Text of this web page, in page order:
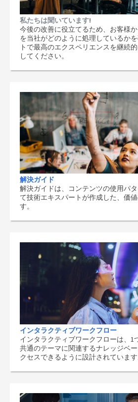
私たちは聞いています!
今後の改善に役立てるため、お客様
を当社がどのように処理しているか
トで最高のエクスペリエンスを継続
してください。
解決ガイド
解決ガイドは、コンテンツの使用パ
て技術エキスパートが作成した、価
す。
インタラクティブワークフロー
インタラクティブワークフローは、1
共通のテーマに関連するナレッジベ
クセスできるように設計されています